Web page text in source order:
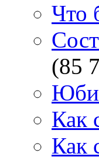
Что
(85
Как
Как